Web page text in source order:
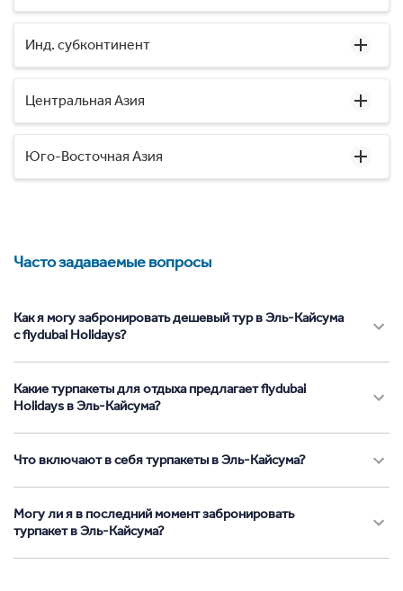
Инд. субконтинент
Центральная Азия
Юго-Восточная Азия
Часто задаваемые вопросы
Как я могу забронировать дешевый тур в Эль-Кайсума
с flydubai Holidays?
Какие турпакеты для отдыха предлагает flydubai
Holidays в Эль-Кайсума?
Что включают в себя турпакеты в Эль-Кайсума?
Могу ли я в последний момент забронировать
турпакет в Эль-Кайсума?